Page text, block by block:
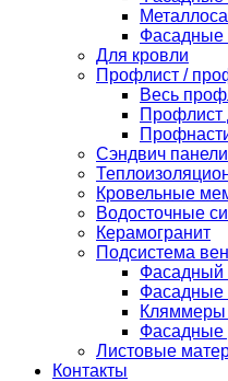
Фасадные
Для кровли
Профлист /
Весь
Профлист
Сэндвич панели
Кровельные
Водосточные
Керамогранит
Подсистема
Фасадный
Фасадные
Кляммеры
Фасадные
Листовые
Контакты